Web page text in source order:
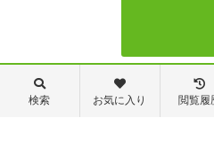
088-
検索 お気に入り 閲覧履